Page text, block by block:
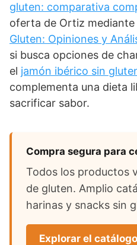
gluten: comparativa
oferta de Ortiz mediante
Gluten: Opiniones y
si busca opciones de
el jamón ibérico sin
complementa una dieta
sacrificar sabor.
Compra segura para
Todos los productos
de gluten. Amplio
harinas y snacks sin
Explorar el